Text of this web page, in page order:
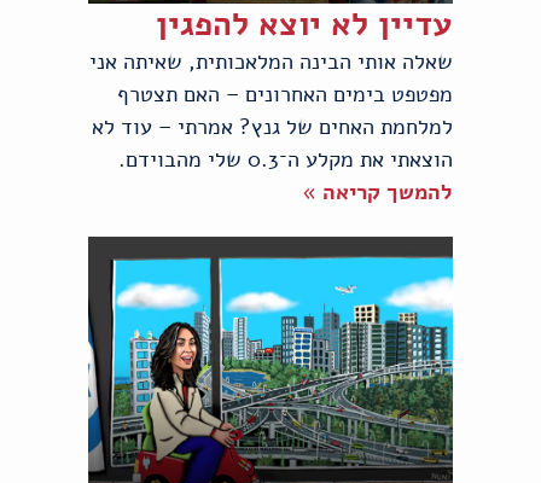
עדיין לא יוצא להפגין
שאלה אותי הבינה המלאכותית, שאיתה אני
מפטפט בימים האחרונים – האם תצטרף
למלחמת האחים של גנץ? אמרתי – עוד לא
הוצאתי את מקלע ה־0.3 שלי מהבוידם.
להמשך קריאה »